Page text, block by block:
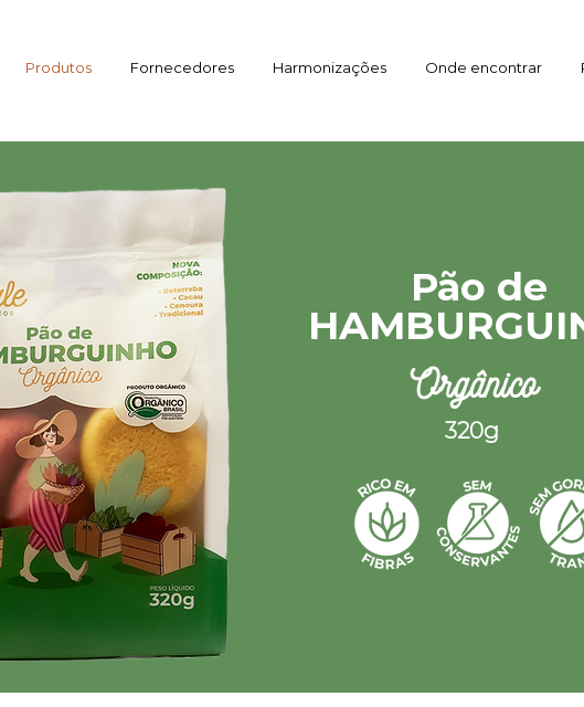
Produtos Fornecedores Harmonizações Onde encontrar
Pão de
Orgânico
320g